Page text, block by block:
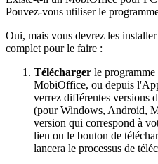
Pouvez-vous utiliser le
Oui, mais vous devrez les
complet pour le faire :
Télécharger le
MobiOffice, ou depuis
verrez différentes versions
(pour Windows, Android,
version qui correspond à
lien ou le bouton de
lancera le processus de